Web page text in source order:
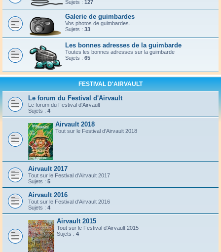
Sujets : 127
Galerie de guimbardes
Vos photos de guimbardes.
Sujets : 33
Les bonnes adresses de la guimbarde
Toutes les bonnes adresses sur la guimbarde
Sujets : 65
FESTIVAL D'AIRVAULT
Le forum du Festival d'Airvault
Le forum du Festival d'Airvault
Sujets : 4
Airvault 2018
Tout sur le Festival d'Airvault 2018
Airvault 2017
Tout sur le Festival d'Airvault 2017
Sujets : 5
Airvault 2016
Tout sur le Festival d'Airvault 2016
Sujets : 4
Airvault 2015
Tout sur le Festival d'Airvault 2015
Sujets : 4